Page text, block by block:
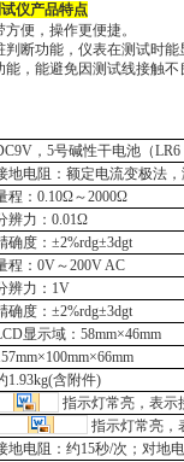
仪产品特点
方便，操作更便捷。
判断功能，仪表在测试时
能，能避免因测试线接触
9V ， 5号碱性干电池（LR6
地电阻：额定电流变极法
程： 0.10Ω～2000Ω
辨力： 0.01Ω
确度： ±2%rdg±3dgt
程： 0V～200V AC
辨力： 1V
确度： ±2%rdg±3dgt
显示域： 58mm×46mm
1.93kg(含附件)
指示灯常亮，表示
指示灯常亮，
地电阻：约15秒/次；对地